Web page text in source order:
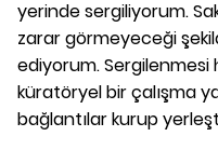
yerinde sergiliyorum.
zarar görmeyeceği
ediyorum.
küratöryel bir çalışma
bağlantılar kurup